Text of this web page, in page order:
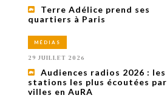
de
Terre Adélice prend ses
quartiers à Paris
MÉDIAS
29 JUILLET 2026
Audiences radios 2026 : les
stations les plus écoutées par
villes en AuRA